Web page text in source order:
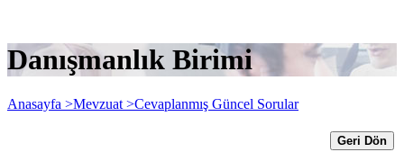
Danışmanlık Birimi
Anasayfa >Mevzuat >Cevaplanmış Güncel Sorular
Geri Dön